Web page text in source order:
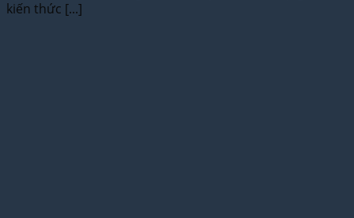
kiến thức [...]